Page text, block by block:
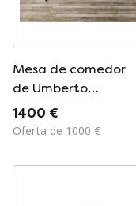
Mesa de comedor
de Umberto
Mascagni, de la
década de 1950.
1400 €
Oferta de 1000 €